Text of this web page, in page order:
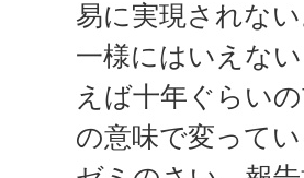
易に実現されな
一様にはいえな
えば十年ぐらい
の意味で変って